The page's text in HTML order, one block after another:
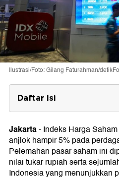
Ilustrasi/Foto: Gilang Faturahman/
Daftar Isi
Imbas Rupiah &
Perlambatan
Jakarta-Indeks Harga
anjlok hampir 5% pada
Pelemahan pasar saham ini
nilai tukar rupiah serta
Indonesia yang menunjukkan